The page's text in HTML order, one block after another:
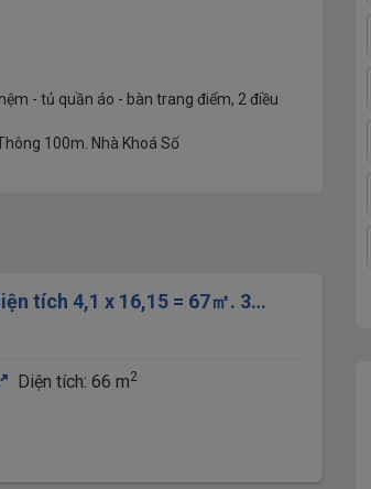
- tủ quần áo - bàn trang điểm, 2 điều
100m. Nhà Khoá Số
tích 4,1 x 16,15 = 67㎡. 3
Diện tích: 66 m2